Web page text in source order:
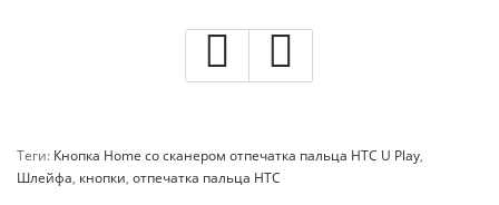
Теги: Кнопка Home со сканером отпечатка пальца HTC U Play,
Шлейфа, кнопки, отпечатка пальца HTC